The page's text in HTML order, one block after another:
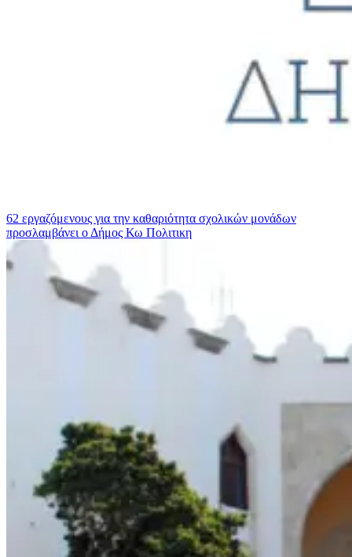
62 εργαζόμενους για την καθαριότητα σχολικών μονάδων
προσλαμβάνει ο Δήμος Κω Πολιτικη